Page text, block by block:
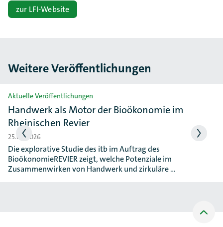
zur LFI-Website
Weitere Veröffentlichungen
Slider überspringen
Aktuelle Veröffentlichungen
Handwerk als Motor der Bioökonomie im
Rheinischen Revier
25.06.2026
Die explorative Studie des itb im Auftrag des
BioökonomieREVIER zeigt, welche Potenziale im
Zusammenwirken von Handwerk und zirkuläre …
oben